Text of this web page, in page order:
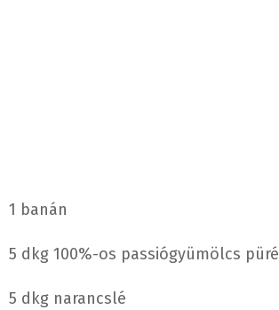
1 banán
5 dkg 100%-os passiógyümölcs püré
5 dkg narancslé